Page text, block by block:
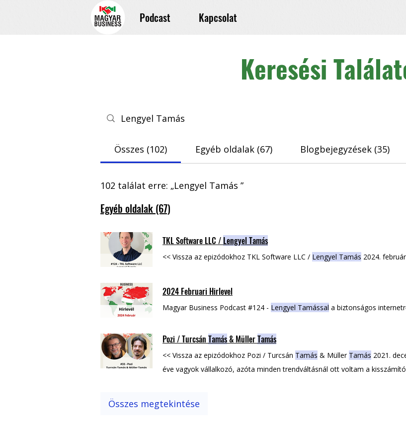
Podcast Kapcsolat
Keresési
Összes (102) Egyéb oldalak (67) Blogbejegyzések (35)
102 találat erre: „Lengyel Tamás ”
Egyéb oldalak (67)
TKL Software LLC / Lengyel Tamás
<< Vissza az epizódokhoz TKL Software LLC / Lengyel Tamás 2024.
2024 Februari Hirlevel
Magyar Business Podcast #124 - Lengyel Tamással a biztonságos
Pozi / Turcsán Tamás& MüllerTamás
<< Vissza az epizódokhoz Pozi / Turcsán Tamás & Müller Tamás 2021.
éve vagyok vállalkozó, azóta minden trendváltásnál ott voltam a
Összes megtekintése